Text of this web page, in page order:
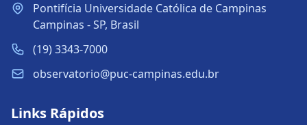
Pontifícia Universidade Católica de Campinas
Campinas - SP, Brasil
(19) 3343-7000
observatorio@puc-campinas.edu.br
Links Rápidos